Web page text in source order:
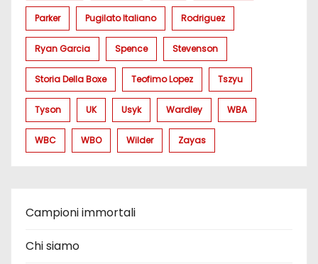
Parker Pugilato Italiano Rodriguez
Ryan Garcia Spence Stevenson
Storia Della Boxe Teofimo Lopez Tszyu
Tyson UK Usyk Wardley WBA
WBC WBO Wilder Zayas
Campioni immortali
Chi siamo